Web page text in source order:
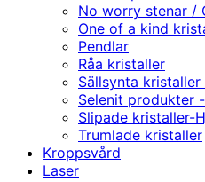
No worry stenar /
One of a kind
Pendlar
Råa kristaller
Sällsynta
Selenit produkter
Slipade kristaller-
Trumlade kristaller
Kroppsvård
Laser